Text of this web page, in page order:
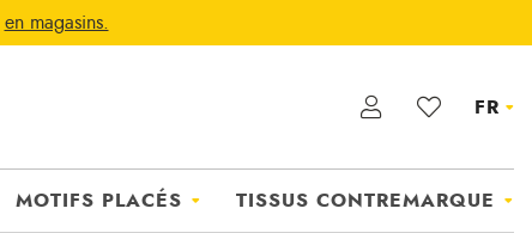
en magasins.
FR
MOTIFS PLACÉS TISSUS CONTREMARQUE